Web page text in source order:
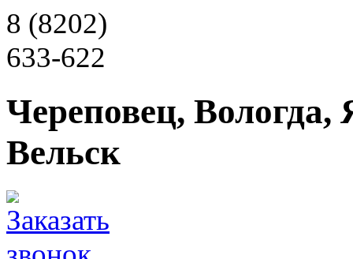
8 (8202)
633-622
Череповец, Вологда,
Вельск